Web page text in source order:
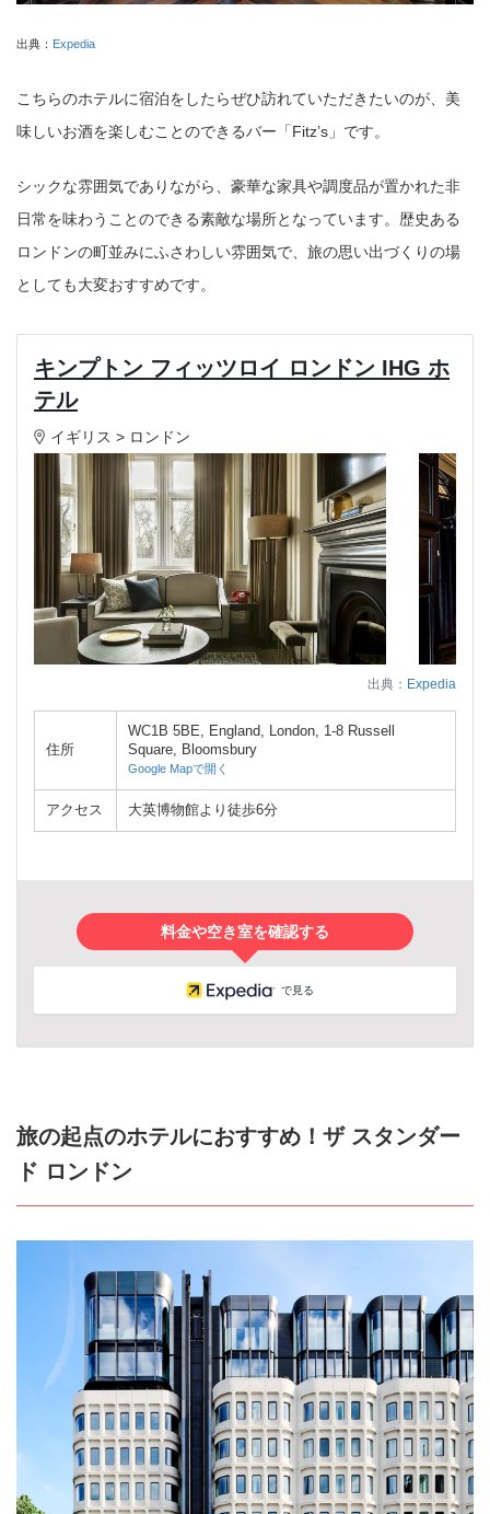
出典： Expedia
こちらのホテルに宿泊をしたらぜひ訪れていただきたいのが、美
味しいお酒を楽しむことのできるバー「Fitz’s」です。
シックな雰囲気でありながら、豪華な家具や調度品が置かれた非
日常を味わうことのできる素敵な場所となっています。歴史ある
ロンドンの町並みにふさわしい雰囲気で、旅の思い出づくりの場
としても大変おすすめです。
キンプトン フィッツロイ ロンドン IHG ホ
テル
イギリス > ロンドン
出典： Expedia
住所
WC1B 5BE, England, London, 1-8 Russell
Square, Bloomsbury
Google Mapで開く
アクセス 大英博物館より徒歩6分
料金や空き室を確認する
で見る
旅の起点のホテルにおすすめ！ザ スタンダー
ド ロンドン